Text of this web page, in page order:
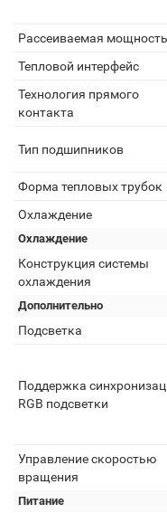
Рассеиваемая
Тепловой интерфейс
Технология прямого
контакта
Тип подшипников
Форма тепловых трубок
Охлаждение
Охлаждение
Конструкция системы
охлаждения
Дополнительно
Подсветка
Поддержка
RGB подсветки
Управление скоростью
вращения
Питание